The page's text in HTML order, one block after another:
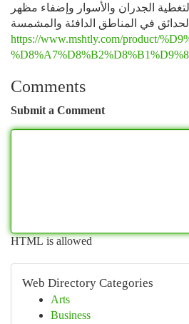
الجدران والأسوار وإضفاء مظهر
https://www.mshtly.com/product/
Comments
Submit a Comment
HTML is allowed
Web Directory Categories
Arts
Business